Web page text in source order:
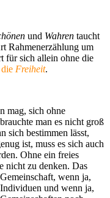
und Wahren taucht
Rahmenerzählung um
für sich allein ohne die
die Freiheit.
mag, sich ohne
man es nicht groß
sich bestimmen lässt,
ist, muss es sich auch
Ohne ein freies
nicht zu denken. Das
wenn ja,
und wenn ja,